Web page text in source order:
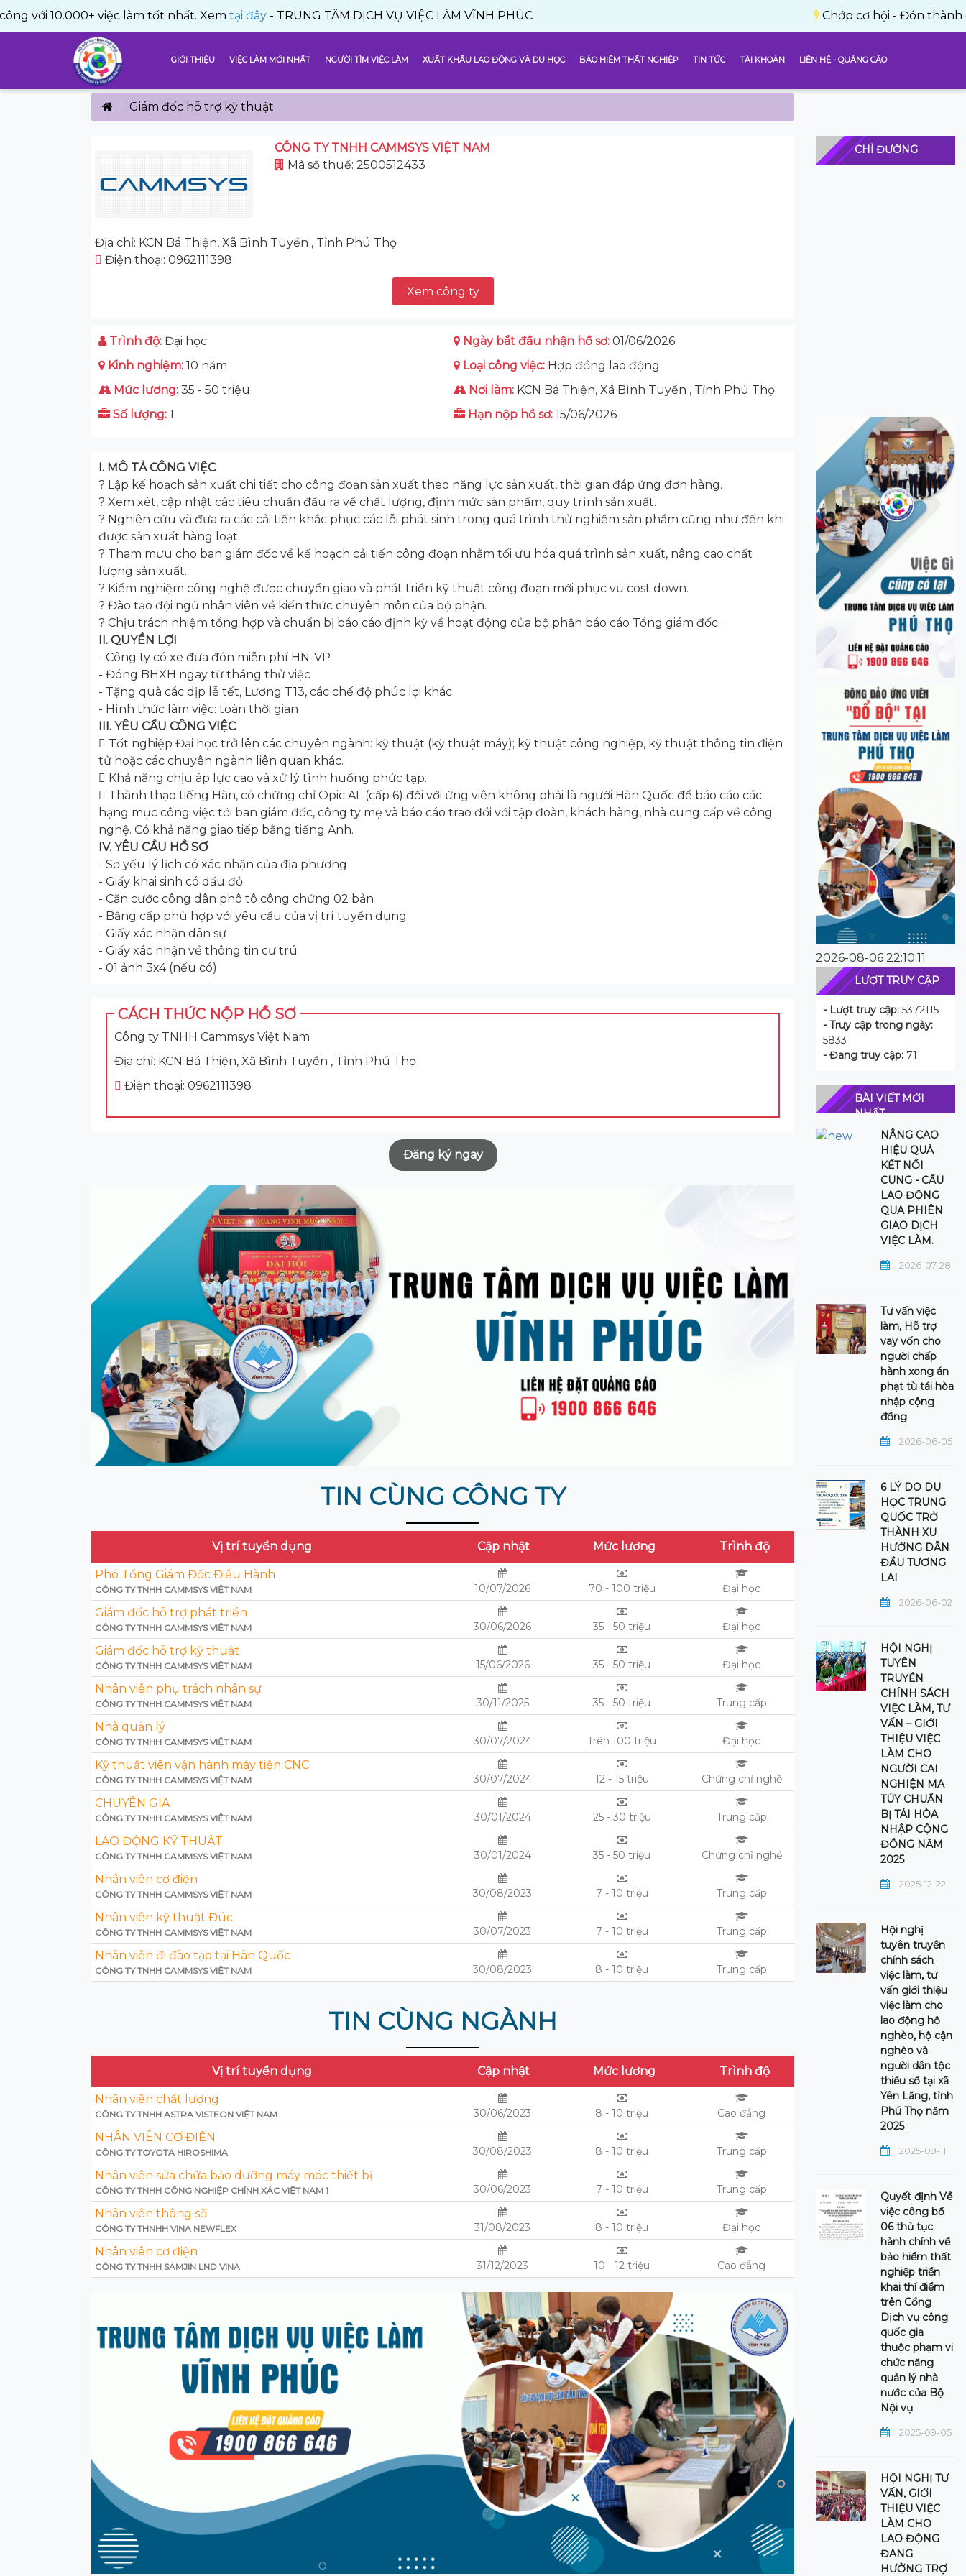
việc làm tốt nhất. Xemtại đây- TRUNG TÂM DỊCH VỤ VIỆC LÀM VĨNH PHÚC Chớp cơ hội - Đón thành công với
GIỚI THIỆU VIỆC LÀM MỚI NHẤT NGƯỜI TÌM VIỆC LÀM XUẤT KHẨU LAO ĐỘNG VÀ DU HỌC BẢO HIỂM THẤT NGHIỆP TIN TỨC TÀI KHOẢN LIÊN HỆ - QUẢNG CÁO
Giám đốc hỗ trợ kỹ thuật
CÔNG TY TNHH CAMMSYS VIỆT NAM
Mã số thuế: 2500512433
Địa chỉ: KCN Bá Thiện, Xã Bình Tuyền , Tỉnh Phú Thọ
Điện thoại: 0962111398
Xem công ty
Trình độ: Đại học Ngày bắt đầu nhận hồ sơ: 01/06/2026
Kinh nghiệm: 10 năm Loại công việc: Hợp đồng lao động
Mức lương: 35 - 50 triệu Nơi làm: KCN Bá Thiện, Xã Bình Tuyền , Tỉnh Phú Thọ
Số lượng: 1 Hạn nộp hồ sơ: 15/06/2026
I. MÔ TẢ CÔNG VIỆC
? Lập kế hoạch sản xuất chi tiết cho công đoạn sản xuất theo năng lực sản xuất, thời gian đáp ứng đơn hàng.
? Xem xét, cập nhật các tiêu chuẩn đầu ra về chất lượng, định mức sản phẩm, quy trình sản xuất.
? Nghiên cứu và đưa ra các cải tiến khắc phục các lỗi phát sinh trong quá trình thử nghiệm sản phẩm cũng như đến khi
được sản xuất hàng loạt.
? Tham mưu cho ban giám đốc về kế hoạch cải tiến công đoạn nhằm tối ưu hóa quá trình sản xuất, nâng cao chất
lượng sản xuất.
? Kiểm nghiệm công nghệ được chuyển giao và phát triển kỹ thuật công đoạn mới phục vụ cost down.
? Đào tạo đội ngũ nhân viên về kiến thức chuyên môn của bộ phận.
? Chịu trách nhiệm tổng hợp và chuẩn bị báo cáo định kỳ về hoạt động của bộ phận báo cáo Tổng giám đốc.
II. QUYỀN LỢI
- Công ty có xe đưa đón miễn phí HN-VP
- Đóng BHXH ngay từ tháng thử việc
- Tặng quà các dịp lễ tết, Lương T13, các chế độ phúc lợi khác
- Hình thức làm việc: toàn thời gian
III. YÊU CẦU CÔNG VIỆC
 Tốt nghiệp Đại học trở lên các chuyên ngành: kỹ thuật (kỹ thuật máy); kỹ thuật công nghiệp, kỹ thuật thông tin điện
tử hoặc các chuyên ngành liên quan khác.
 Khả năng chịu áp lực cao và xử lý tình huống phức tạp.
 Thành thạo tiếng Hàn, có chứng chỉ Opic AL (cấp 6) đối với ứng viên không phải là người Hàn Quốc để báo cáo các
hạng mục công việc tới ban giám đốc, công ty mẹ và báo cáo trao đổi với tập đoàn, khách hàng, nhà cung cấp về công
nghệ. Có khả năng giao tiếp bằng tiếng Anh.
IV. YÊU CẦU HỒ SƠ
- Sơ yếu lý lịch có xác nhận của địa phương
- Giấy khai sinh có dấu đỏ
- Căn cước công dân phô tô công chứng 02 bản
- Bằng cấp phù hợp với yêu cầu của vị trí tuyển dụng
- Giấy xác nhận dân sự
- Giấy xác nhận về thông tin cư trú
- 01 ảnh 3x4 (nếu có)
CÁCH THỨC NỘP HỒ SƠ
Công ty TNHH Cammsys Việt Nam
Địa chỉ: KCN Bá Thiện, Xã Bình Tuyền , Tỉnh Phú Thọ
Điện thoại: 0962111398
Đăng ký ngay
TIN CÙNG CÔNG TY
Vị trí tuyển dụng Cập nhật Mức lương Trình độ
Phó Tổng Giám Đốc Điều Hành
CÔNG TY TNHH CAMMSYS VIỆT NAM 10/07/2026 70 - 100 triệu Đại học
Giám đốc hỗ trợ phát triển
CÔNG TY TNHH CAMMSYS VIỆT NAM 30/06/2026 35 - 50 triệu Đại học
Giám đốc hỗ trợ kỹ thuật
CÔNG TY TNHH CAMMSYS VIỆT NAM 15/06/2026 35 - 50 triệu Đại học
Nhân viên phụ trách nhân sự
CÔNG TY TNHH CAMMSYS VIỆT NAM 30/11/2025 35 - 50 triệu Trung cấp
Nhà quản lý
CÔNG TY TNHH CAMMSYS VIỆT NAM 30/07/2024 Trên 100 triệu Đại học
Kỹ thuật viên vận hành máy tiện CNC
CÔNG TY TNHH CAMMSYS VIỆT NAM 30/07/2024 12 - 15 triệu Chứng chỉ nghề
CHUYÊN GIA
CÔNG TY TNHH CAMMSYS VIỆT NAM 30/01/2024 25 - 30 triệu Trung cấp
LAO ĐỘNG KỸ THUẬT
CÔNG TY TNHH CAMMSYS VIỆT NAM 30/01/2024 35 - 50 triệu Chứng chỉ nghề
Nhân viên cơ điện
CÔNG TY TNHH CAMMSYS VIỆT NAM 30/08/2023 7 - 10 triệu Trung cấp
Nhân viên kỹ thuật Đúc
CÔNG TY TNHH CAMMSYS VIỆT NAM 30/07/2023 7 - 10 triệu Trung cấp
Nhân viên đi đào tạo tại Hàn Quốc
CÔNG TY TNHH CAMMSYS VIỆT NAM 30/08/2023 8 - 10 triệu Trung cấp
TIN CÙNG NGÀNH
Vị trí tuyển dụng Cập nhật Mức lương Trình độ
Nhân viên chất lượng
CÔNG TY TNHH ASTRA VISTEON VIỆT NAM 30/06/2023 8 - 10 triệu Cao đẳng
NHÂN VIÊN CƠ ĐIỆN
CÔNG TY TOYOTA HIROSHIMA 30/08/2023 8 - 10 triệu Trung cấp
Nhân viên sửa chữa bảo dưỡng máy móc thiết bị
CÔNG TY TNHH CÔNG NGHIỆP CHÍNH XÁC VIỆT NAM 1 30/06/2023 7 - 10 triệu Trung cấp
Nhân viên thông số
CÔNG TY THNHH VINA NEWFLEX 31/08/2023 8 - 10 triệu Đại học
Nhân viên cơ điện
CÔNG TY TNHH SAMJIN LND VINA 31/12/2023 10 - 12 triệu Cao đẳng
CHỈ ĐƯỜNG
2026-08-06 22:10:11
LƯỢT TRUY CẬP
- Lượt truy cập: 5372115
- Truy cập trong ngày:
5833
- Đang truy cập: 71
BÀI VIẾT MỚI
NHẤT
NÂNG CAO
HIỆU QUẢ
KẾT NỐI
CUNG - CẦU
LAO ĐỘNG
QUA PHIÊN
GIAO DỊCH
VIỆC LÀM.
2026-07-28
Tư vấn việc
làm, Hỗ trợ
vay vốn cho
người chấp
hành xong án
phạt tù tái hòa
nhập cộng
đồng
2026-06-05
6 LÝ DO DU
HỌC TRUNG
QUỐC TRỞ
THÀNH XU
HƯỚNG DẪN
ĐẦU TƯƠNG
LAI
2026-06-02
HỘI NGHỊ
TUYÊN
TRUYỀN
CHÍNH SÁCH
VIỆC LÀM, TƯ
VẤN – GIỚI
THIỆU VIỆC
LÀM CHO
NGƯỜI CAI
NGHIỆN MA
TÚY CHUẨN
BỊ TÁI HÒA
NHẬP CỘNG
ĐỒNG NĂM
2025
2025-12-22
Hội nghị
tuyên truyền
chính sách
việc làm, tư
vấn giới thiệu
việc làm cho
lao động hộ
nghèo, hộ cận
nghèo và
người dân tộc
thiểu số tại xã
Yên Lãng, tỉnh
Phú Thọ năm
2025
2025-09-11
Quyết định Về
việc công bố
06 thủ tục
hành chính về
bảo hiểm thất
nghiệp triển
khai thí điểm
trên Cổng
Dịch vụ công
quốc gia
thuộc phạm vi
chức năng
quản lý nhà
nước của Bộ
Nội vụ
2025-09-05
HỘI NGHỊ TƯ
VẤN, GIỚI
THIỆU VIỆC
LÀM CHO
LAO ĐỘNG
ĐANG
HƯỞNG TRỢ